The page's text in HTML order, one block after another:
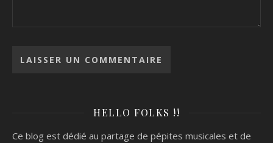
HELLO FOLKS !!
Ce blog est dédié au partage de pépites musicales et de